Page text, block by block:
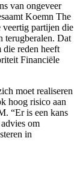
van ongeveer
Koemn The
partijen die
terugberalen. Dat
die reden heeft
Financiële
moet realiseren
hoog risico aan
“Er is een kans
om
in